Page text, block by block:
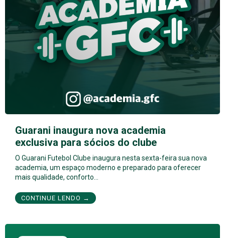
Guarani inaugura nova academia
exclusiva para sócios do clube
O Guarani Futebol Clube inaugura nesta sexta-feira sua nova
academia, um espaço moderno e preparado para oferecer
mais qualidade, conforto…
CONTINUE LENDO →